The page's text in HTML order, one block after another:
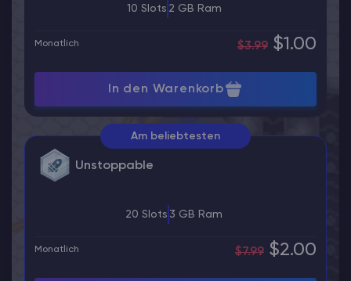
10 Slots 2 GB Ram
Monatlich $3.99 $1.00
In den Warenkorb
Am beliebtesten
Unstoppable
20 Slots 3 GB Ram
Monatlich $7.99 $2.00